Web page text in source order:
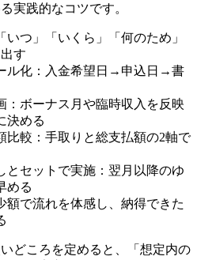
実践的なコツです。
いつ」「いくら」「何のため」
す
ル化：入金希望日→申込日→書
：ボーナス月や臨時収入を反映
決める
比較：手取りと総支払額の2軸で
とセットで実施：翌月以降のゆ
める
額で流れを体感し、納得できた
どころを定めると、「想定内の